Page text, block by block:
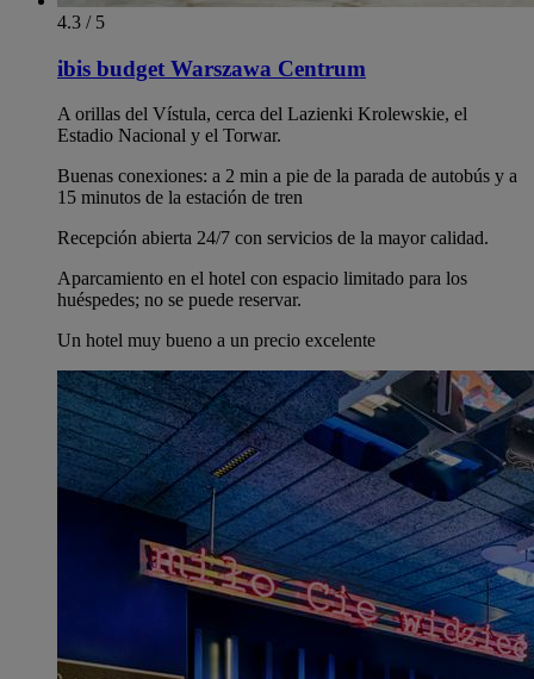
4.3 / 5
ibis budget Warszawa Centrum
A orillas del Vístula, cerca del Lazienki Krolewskie, el
Estadio Nacional y el Torwar.
Buenas conexiones: a 2 min a pie de la parada de autobús y a
15 minutos de la estación de tren
Recepción abierta 24/7 con servicios de la mayor calidad.
Aparcamiento en el hotel con espacio limitado para los
huéspedes; no se puede reservar.
Un hotel muy bueno a un precio excelente